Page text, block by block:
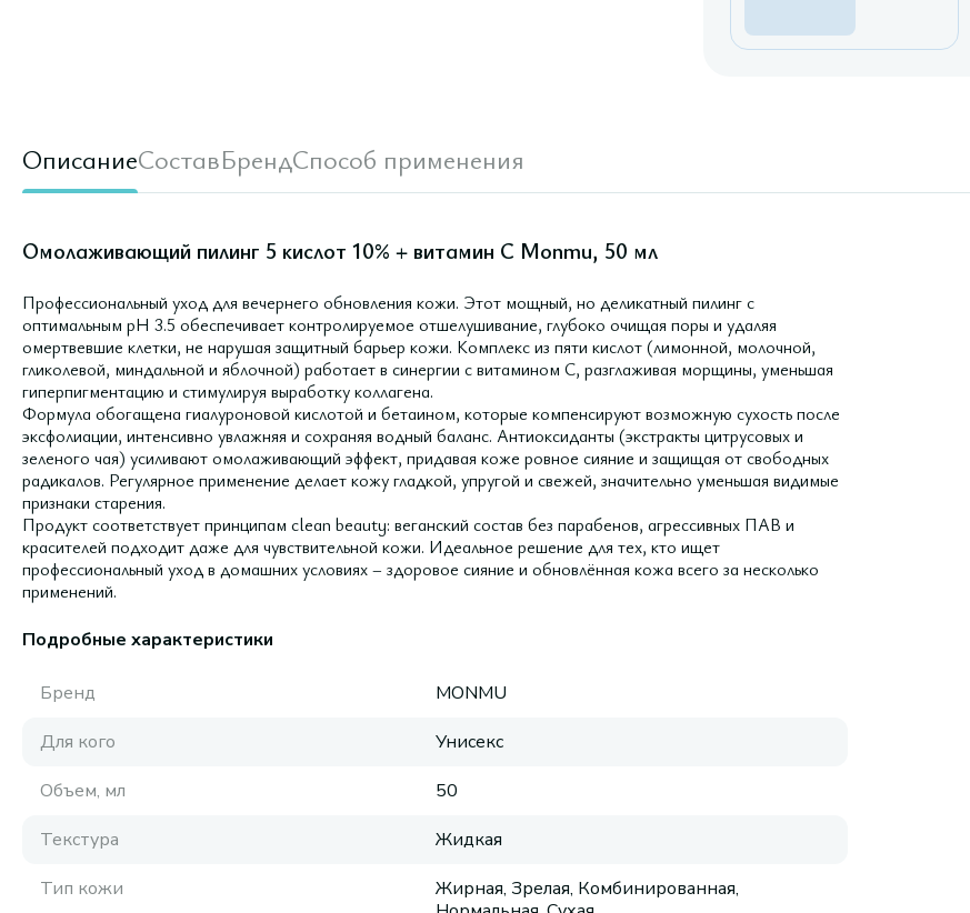
ОписаниеСоставБрендСпособ применения
Омолаживающий пилинг 5 кислот 10% + витамин С Monmu, 50 мл
Профессиональный уход для вечернего обновления кожи. Этот мощный, но деликатный пилинг с
оптимальным pH 3.5 обеспечивает контролируемое отшелушивание, глубоко очищая поры и удаляя
омертвевшие клетки, не нарушая защитный барьер кожи. Комплекс из пяти кислот (лимонной, молочной,
гликолевой, миндальной и яблочной) работает в синергии с витамином С, разглаживая морщины, уменьшая
гиперпигментацию и стимулируя выработку коллагена.
Формула обогащена гиалуроновой кислотой и бетаином, которые компенсируют возможную сухость после
эксфолиации, интенсивно увлажняя и сохраняя водный баланс. Антиоксиданты (экстракты цитрусовых и
зеленого чая) усиливают омолаживающий эффект, придавая коже ровное сияние и защищая от свободных
радикалов. Регулярное применение делает кожу гладкой, упругой и свежей, значительно уменьшая видимые
признаки старения.
Продукт соответствует принципам clean beauty: веганский состав без парабенов, агрессивных ПАВ и
красителей подходит даже для чувствительной кожи. Идеальное решение для тех, кто ищет
профессиональный уход в домашних условиях – здоровое сияние и обновлённая кожа всего за несколько
применений.
Подробные характеристики
Бренд
MONMU
Для кого
Унисекс
Объем, мл
50
Текстура
Жидкая
Тип кожи
Жирная, Зрелая, Комбинированная,